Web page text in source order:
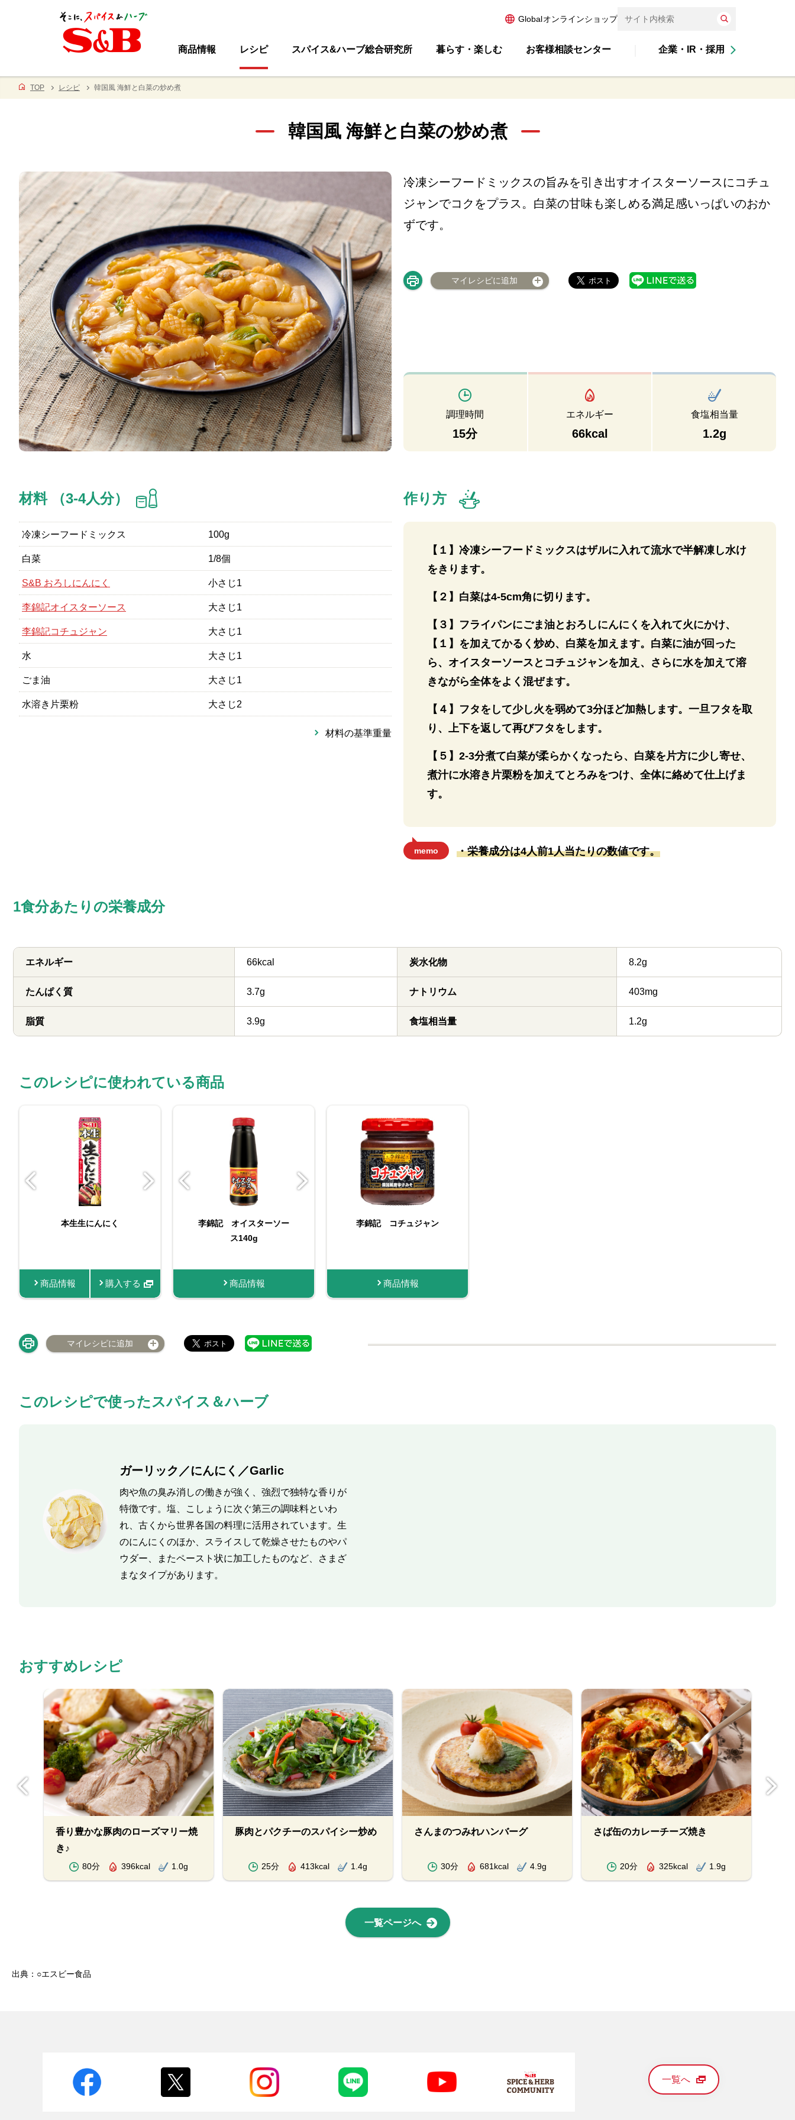
Globalオンラインショップ
商品情報 レシピ スパイス&ハーブ総合研究所 暮らす・楽しむ お客様相談センター 企業・IR・採用
TOP レシピ 韓国風 海鮮と白菜の炒め煮
韓国風 海鮮と白菜の炒め煮
冷凍シーフードミックスの旨みを引き出すオイスターソースにコチュ
ジャンでコクをプラス。白菜の甘味も楽しめる満足感いっぱいのおか
ずです。
マイレシピに追加
調理時間
15分
エネルギー
66kcal
食塩相当量
1.2g
材料 （3-4人分）
冷凍シーフードミックス 100g
白菜 1/8個
S&B おろしにんにく 小さじ1
李錦記オイスターソース 大さじ1
李錦記コチュジャン 大さじ1
水 大さじ1
ごま油 大さじ1
水溶き片栗粉 大さじ2
材料の基準重量
作り方
【１】冷凍シーフードミックスはザルに入れて流水で半解凍し水け
をきります。
【２】白菜は4-5cm角に切ります。
【３】フライパンにごま油とおろしにんにくを入れて火にかけ、
【１】を加えてかるく炒め、白菜を加えます。白菜に油が回った
ら、オイスターソースとコチュジャンを加え、さらに水を加えて溶
きながら全体をよく混ぜます。
【４】フタをして少し火を弱めて3分ほど加熱します。一旦フタを取
り、上下を返して再びフタをします。
【５】2-3分煮て白菜が柔らかくなったら、白菜を片方に少し寄せ、
煮汁に水溶き片栗粉を加えてとろみをつけ、全体に絡めて仕上げま
す。
memo ・栄養成分は4人前1人当たりの数値です。
1食分あたりの栄養成分
エネルギー 66kcal
たんぱく質 3.7g
脂質 3.9g
炭水化物 8.2g
ナトリウム 403mg
食塩相当量 1.2g
このレシピに使われている商品
本生生にんにく
商品情報 購入する
おろし生にんにく
商品情報
たっぷりサイズ おろし
商品情報
李錦記 オイスターソー
商品情報 購入する
李錦記 オイスターソー
ス140g
商品情報
李錦記 オイスターソー
商品情報
李錦記 コチュジャン
商品情報
マイレシピに追加
このレシピで使ったスパイス＆ハーブ
ガーリック／にんにく／Garlic
肉や魚の臭み消しの働きが強く、強烈で独特な香りが
特徴です。塩、こしょうに次ぐ第三の調味料といわ
れ、古くから世界各国の料理に活用されています。生
のにんにくのほか、スライスして乾燥させたものやパ
ウダー、またペースト状に加工したものなど、さまざ
まなタイプがあります。
おすすめレシピ
香り豊かな豚肉のローズマリー焼
き♪
80分 396kcal 1.0g
豚肉とパクチーのスパイシー炒め
25分 413kcal 1.4g
さんまのつみれハンバーグ
30分 681kcal 4.9g
さば缶のカレーチーズ焼き
20分 325kcal 1.9g
一覧ページへ
出典：○エスビー食品
一覧へ